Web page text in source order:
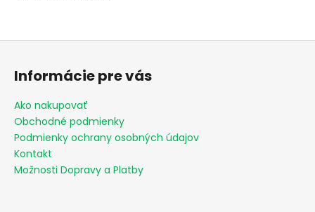
Z
Informácie pre vás
Ako nakupovať
Obchodné podmienky
Podmienky ochrany osobných údajov
Kontakt
Možnosti Dopravy a Platby